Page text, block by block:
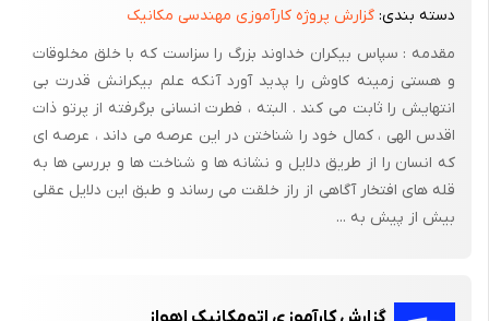
باز کردن قطعات موتور :
پس از باز کردن موتور از رو شاسی اتومبیل و قرار دادن آن بر روی پایه
مخصوص و یا بر روی میز کارک محسمتها زیر نیز بایستی بترتیب از
موتور جدا گردد .
1- دینام یا آلترناتور را با باز کردن پیچ های آن ( معمولا سه عدد می
باشد ) از موتو جدا نمود .
دسته بندی: گزارش پروژه کارآموزی مهندسی مکانیک
مقدمه : سپاس بیکران خداوند بزرگ را سزاست که با خلق مخلوقات
و هستی زمینه کاوش را پدید آورد آنکه علم بیکرانش قدرت بی
انتهایش را ثابت می کند . البته ، فطرت انسانی برگرفته از پرتو ذات
اقدس الهی ، کمال خود را شناختن در این عرصه می داند ، عرصه ای
که انسان را از طریق دلایل و نشانه ها و شناخت ها و بررسی ها به
قله های افتخار آگاهی از راز خلقت می رساند و طبق این دلایل عقلی
بیش از پیش به ...